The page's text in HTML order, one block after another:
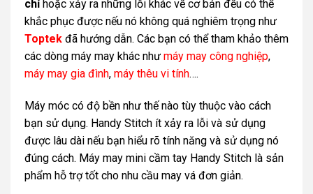
chỉhoặc xảy ra những lỗi khác về cơ bản đều có thể
khắc phục được nếu nó không quá nghiêm trọng như
Toptek đã hướng dẫn. Các bạn có thể tham khảo thêm
các dòng máy may khác như máy may công nghiệp,
máy may gia đình, máy thêu vi tính….
Máy móc có độ bền như thế nào tùy thuộc vào cách
bạn sử dụng. Handy Stitch ít xảy ra lỗi và sử dụng
được lâu dài nếu bạn hiểu rõ tính năng và sử dụng nó
đúng cách. Máy may mini cầm tay Handy Stitch là sản
phẩm hỗ trợ tốt cho nhu cầu may vá đơn giản.